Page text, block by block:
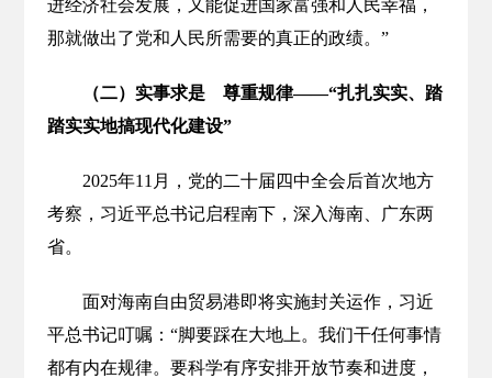
进经济社会发展，又能促进国家富强和人民幸福，
那就做出了党和人民所需要的真正的政绩。”
（二）实事求是 尊重规律——“扎扎实实、踏
踏实实地搞现代化建设”
2025年11月，党的二十届四中全会后首次地方
考察，习近平总书记启程南下，深入海南、广东两
省。
面对海南自由贸易港即将实施封关运作，习近
平总书记叮嘱：“脚要踩在大地上。我们干任何事情
都有内在规律。要科学有序安排开放节奏和进度，